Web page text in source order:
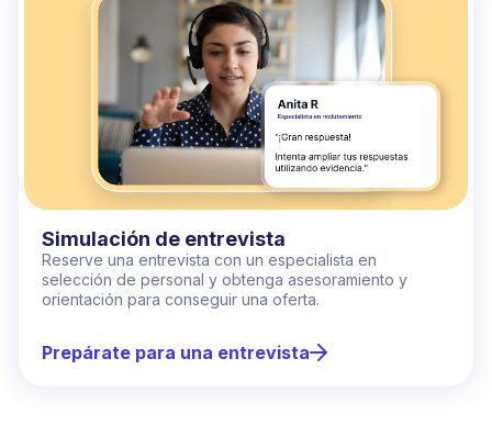
Simulación de entrevista
Reserve una entrevista con un especialista en
selección de personal y obtenga asesoramiento y
orientación para conseguir una oferta.
Prepárate para una entrevista